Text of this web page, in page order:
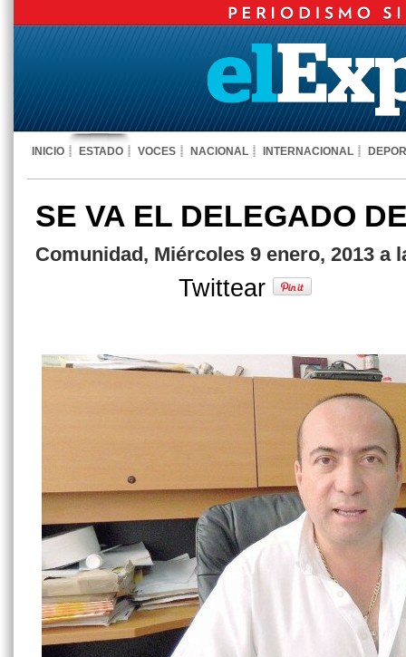
INICIO ESTADO VOCES NACIONAL INTERNACIONAL
SE VA EL DELEGADO
Comunidad, Miércoles 9 enero, 2013 a
Twittear